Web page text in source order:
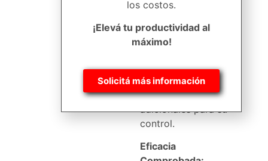
anaeróbico previene
el desarrollo y
reproducción de
eliminando la
necesidad de
productos químicos
adicionales para su
control.
Eficacia
los costos.
¡Elevá tu productividad al
máximo!
Solicitá más información